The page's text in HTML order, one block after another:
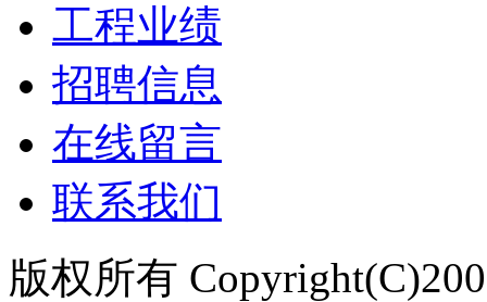
工程业绩
招聘信息
在线留言
联系我们
版权所有